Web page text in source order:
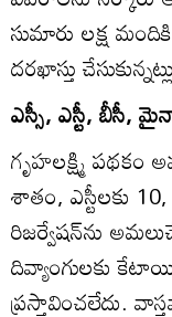
సుమారు లక్ష
దరఖాస్తు
ఎస్సీ, ఎస్టీ, బీసీ,
గృహలక్ష్మి పథకం
శాతం, ఎస్టీలకు
రిజర్వేషన్‌ను
దివ్యాంగులకు
ప్రస్తావించలేదు.